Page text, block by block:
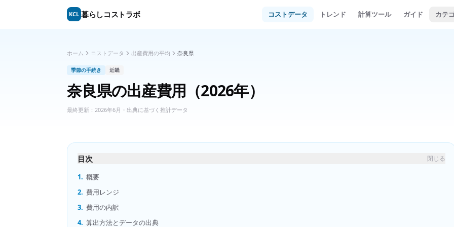
KCL 暮らしコストラボ コストデータ トレンド 計算ツール ガイド カテ
ホーム コストデータ 出産費用の平均 奈良県
季節の手続き 近畿
奈良県の出産費用 （2026年）
最終更新： 2026年6月 ・出典に基づく推計データ
目次 閉じる
1. 概要
2. 費用レンジ
3. 費用の内訳
4. 算出方法とデータの出典